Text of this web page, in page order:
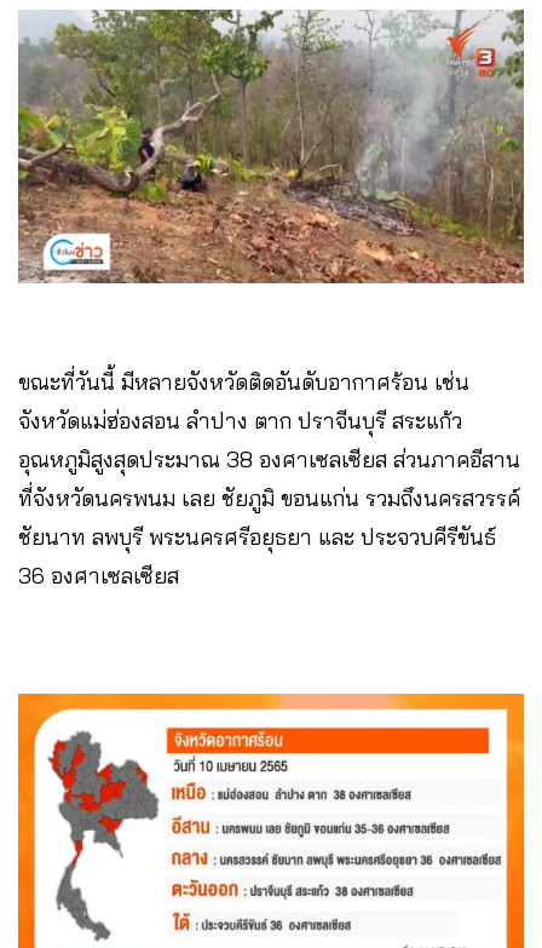
ขณะที่วันนี้ มีหลายจังหวัดติดอันดับอากาศร้อน เช่น
จังหวัดแม่ฮ่องสอน ลำปาง ตาก ปราจีนบุรี สระแก้ว
อุณหภูมิสูงสุดประมาณ 38 องศาเซลเซียส ส่วนภาคอีสาน
ที่จังหวัดนครพนม เลย ชัยภูมิ ขอนแก่น รวมถึงนครสวรรค์
ชัยนาท ลพบุรี พระนครศรีอยุธยา และ ประจวบคีรีขันธ์
36 องศาเซลเซียส